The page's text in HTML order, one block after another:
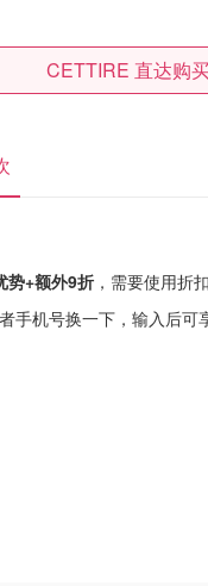
CETTIRE 直达购
势+额外9折 ，需要使用折